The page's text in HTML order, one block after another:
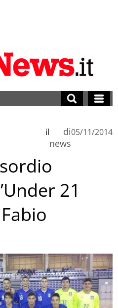
di
news
il 05/11/2014
21